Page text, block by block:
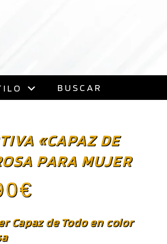
BUSCAR
«CAPAZ DE
PARA MUJER
€
Capaz de Todo en color